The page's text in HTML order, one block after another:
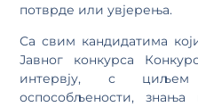
потврде или увјерења.
Са свим кандидатима
Јавног конкурса
интервју, с циљем
оспособљености,